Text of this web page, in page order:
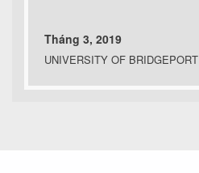
Tháng 3, 2019
UNIVERSITY OF BRIDGEPORT